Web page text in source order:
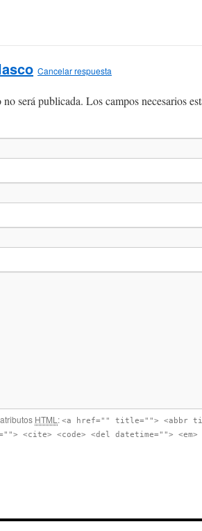
Cancelar respuesta
será publicada. Los campos necesarios
HTML : <a href="" title=""> <abbr
<cite> <code> <del datetime="">